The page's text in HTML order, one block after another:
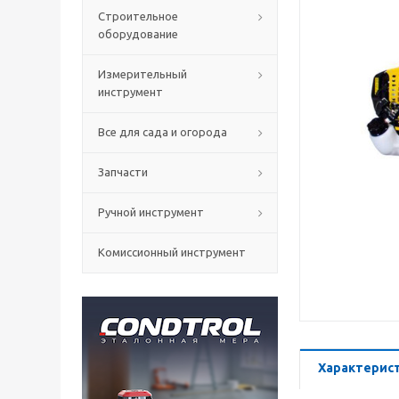
Строительное
оборудование
Измерительный
инструмент
Все для сада и огорода
Запчасти
Ручной инструмент
Комиссионный инструмент